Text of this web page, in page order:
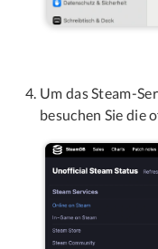
Um das Steam-
besuchen Sie die